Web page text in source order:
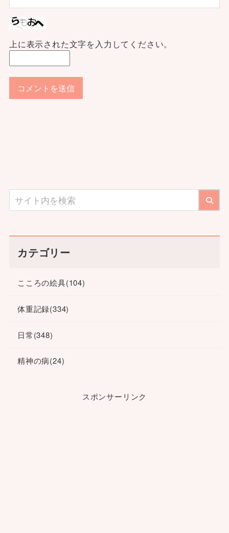
上に表示された文字を入力してください。
カテゴリー
こころの絵具(104)
体重記録(334)
日常(348)
精神の病(24)
スポンサーリンク